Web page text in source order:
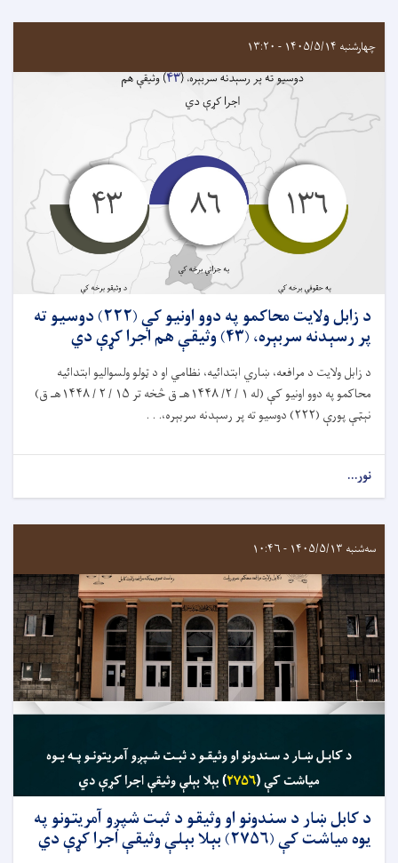
چهارشنبه ۱۴۰۵/۵/۱۴ - ۱۳:۲۰
د زابل ولايت محاکمو په دوو اونيو کې (۲۲۲) دوسیو ته
پر رسېدنه سربېره، (۴۳) وثیقې هم اجرا کړې دي
د زابل ولایت د مرافعه، ښاري ابتدائیه، نظامي او د ټولو ولسواليو ابتدائيه
محاکمو په دوو اونيو کې (له ۱ / ۲/ ۱۴۴۸هـ ق څخه تر ۱۵ / ۲ / ۱۴۴۸هـ ق)
نېټې پورې (۲۲۲) دوسيو ته پر رسېدنه سربېره،. . .
نور...
سه‌شنبه ۱۴۰۵/۵/۱۳ - ۱۰:۴۶
د کابل ښار د سندونو او وثیقو د ثبت شپږو آمریتونو په
يوه مياشت کې (۲۷۵۶) بېلا بېلې وثیقې اجرا کړې دي